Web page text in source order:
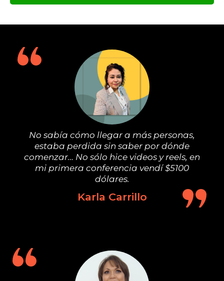
No sabía cómo llegar a más personas,
estaba perdida sin saber por dónde
comenzar… No sólo hice videos y reels, en
mi primera conferencia vendí $5100
dólares.
Karla Carrillo